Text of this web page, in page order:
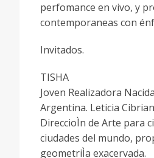
perfomance en vivo, y
contemporaneas con
Invitados.
TISHA
Joven Realizadora
Argentina. Leticia
DireccioÌn de Arte para
ciudades del mundo,
geometriÌa exacervada.